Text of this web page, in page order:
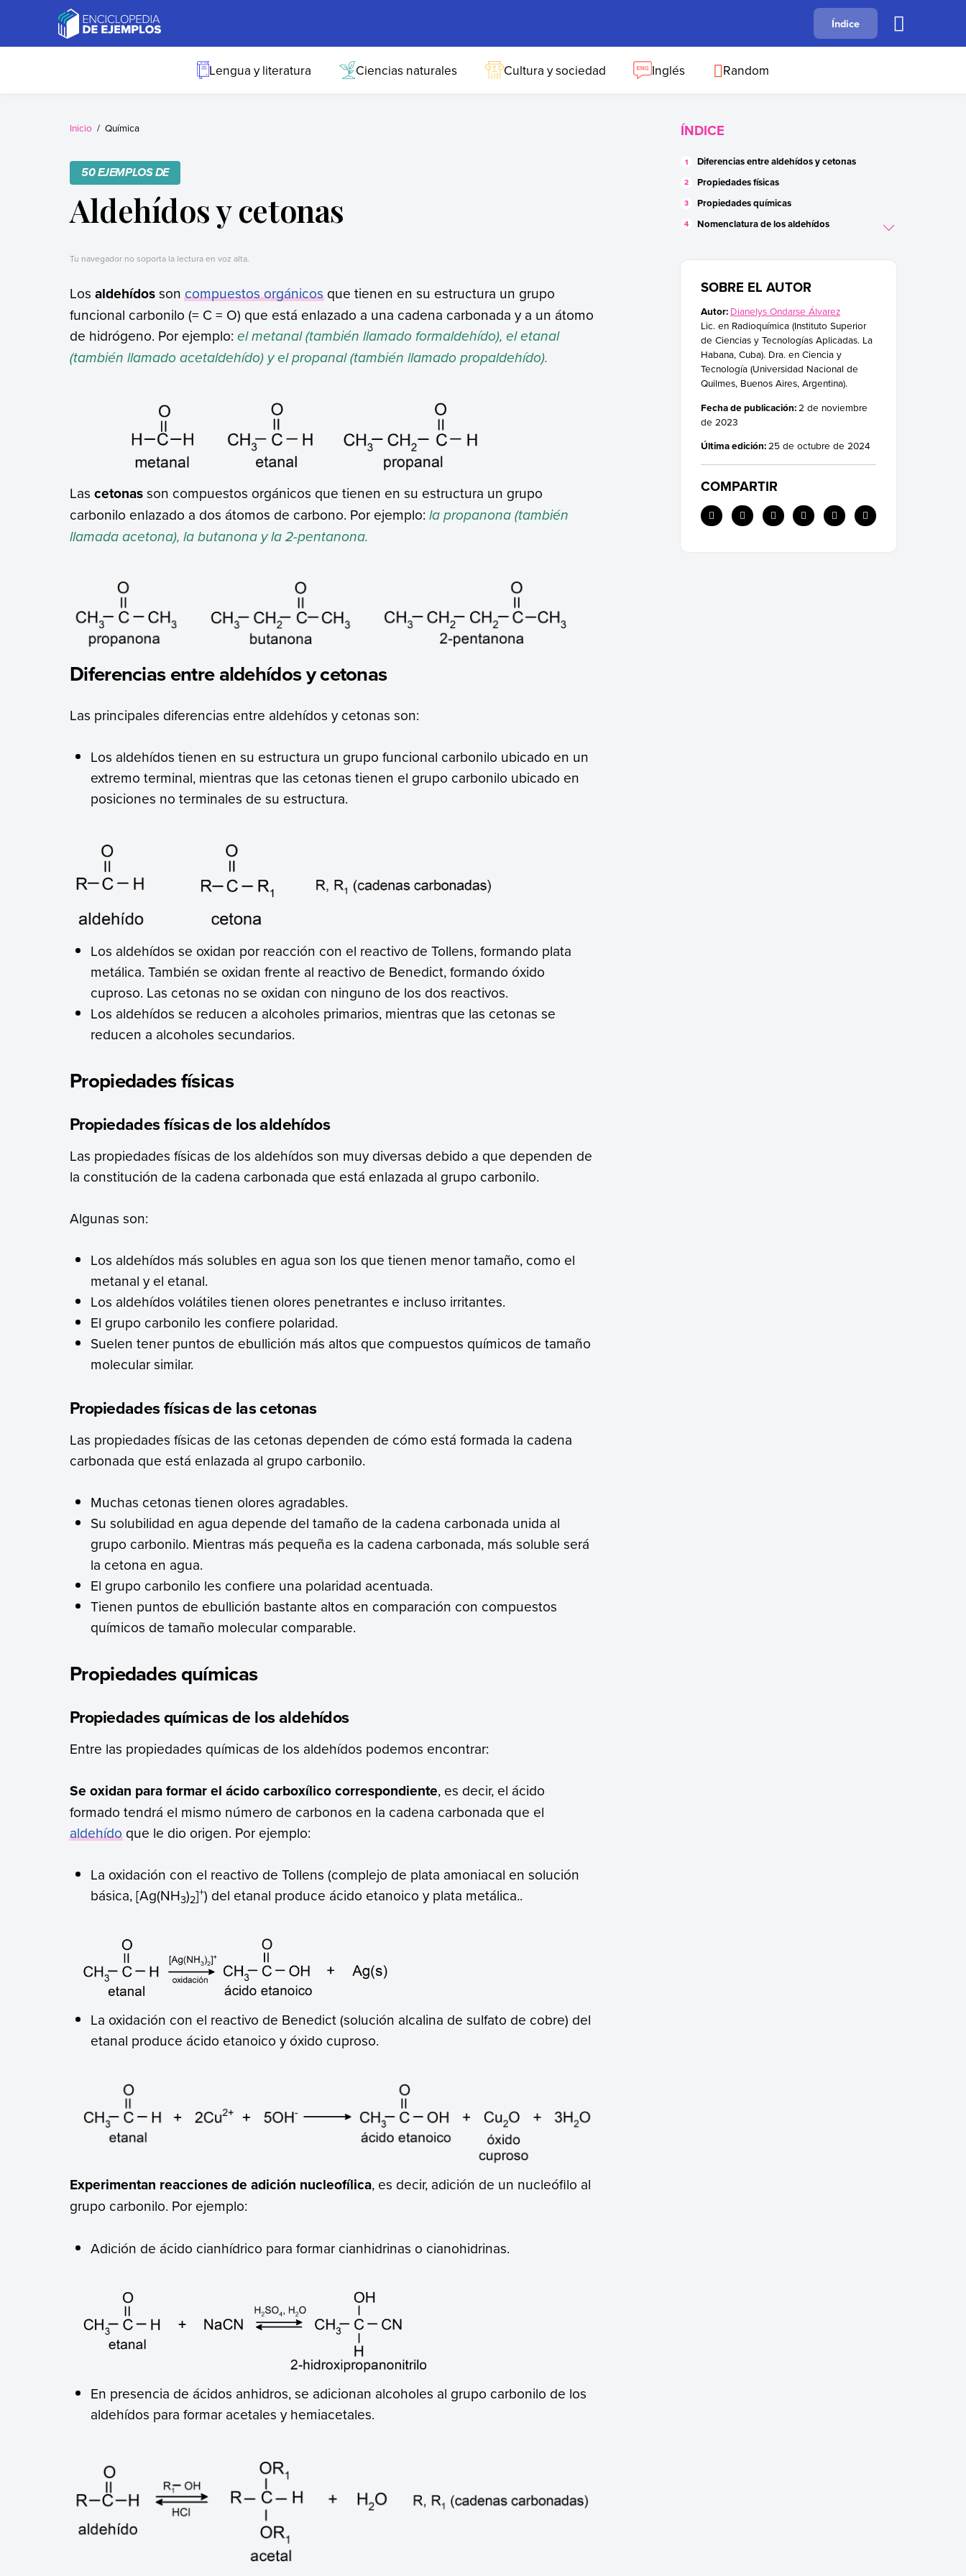
Ejemplos
Necesitas ejemplos.
B C F
Índice
Lengua y literatura Ciencias naturales Cultura y sociedad Inglés Random
Inicio Química
50 EJEMPLOS DE
Aldehídos y cetonas
Tu navegador no soporta la lectura en voz alta.
Los aldehídossoncompuestos orgánicosque tienen en su estructura un grupo
funcional carbonilo (= C = O) que está enlazado a una cadena carbonada y a un átomo
de hidrógeno. Por ejemplo: el metanal (también llamado formaldehído), el etanal
(también llamado acetaldehído) y el propanal (también llamado propaldehído).
Las cetonasson compuestos orgánicos que tienen en su estructura un grupo
carbonilo enlazado a dos átomos de carbono. Por ejemplo: la propanona (también
llamada acetona), la butanona y la 2-pentanona.
Diferencias entre aldehídos y cetonas
Las principales diferencias entre aldehídos y cetonas son:
Los aldehídos tienen en su estructura un grupo funcional carbonilo ubicado en un
extremo terminal, mientras que las cetonas tienen el grupo carbonilo ubicado en
posiciones no terminales de su estructura.
Los aldehídos se oxidan por reacción con el reactivo de Tollens, formando plata
metálica. También se oxidan frente al reactivo de Benedict, formando óxido
cuproso. Las cetonas no se oxidan con ninguno de los dos reactivos.
Los aldehídos se reducen a alcoholes primarios, mientras que las cetonas se
reducen a alcoholes secundarios.
Propiedades físicas
Propiedades físicas de los aldehídos
Las propiedades físicas de los aldehídos son muy diversas debido a que dependen de
la constitución de la cadena carbonada que está enlazada al grupo carbonilo.
Algunas son:
Los aldehídos más solubles en agua son los que tienen menor tamaño, como el
metanal y el etanal.
Los aldehídos volátiles tienen olores penetrantes e incluso irritantes.
El grupo carbonilo les confiere polaridad.
Suelen tener puntos de ebullición más altos que compuestos químicos de tamaño
molecular similar.
Propiedades físicas de las cetonas
Las propiedades físicas de las cetonas dependen de cómo está formada la cadena
carbonada que está enlazada al grupo carbonilo.
Muchas cetonas tienen olores agradables.
Su solubilidad en agua depende del tamaño de la cadena carbonada unida al
grupo carbonilo. Mientras más pequeña es la cadena carbonada, más soluble será
la cetona en agua.
El grupo carbonilo les confiere una polaridad acentuada.
Tienen puntos de ebullición bastante altos en comparación con compuestos
químicos de tamaño molecular comparable.
Propiedades químicas
Propiedades químicas de los aldehídos
Entre las propiedades químicas de los aldehídos podemos encontrar:
Se oxidan para formar el ácido carboxílico correspondiente, es decir, el ácido
formado tendrá el mismo número de carbonos en la cadena carbonada que el
aldehídoque le dio origen. Por ejemplo:
La oxidación con el reactivo de Tollens (complejo de plata amoniacal en solución
básica, [Ag(NH3)2]+) del etanal produce ácido etanoico y plata metálica..
La oxidación con el reactivo de Benedict (solución alcalina de sulfato de cobre) del
etanal produce ácido etanoico y óxido cuproso.
Experimentan reacciones de adición nucleofílica, es decir, adición de un nucleófilo al
grupo carbonilo. Por ejemplo:
Adición de ácido cianhídrico para formar cianhidrinas o cianohidrinas.
En presencia de ácidos anhidros, se adicionan alcoholes al grupo carbonilo de los
aldehídos para formar acetales y hemiacetales.
ÍNDICE
Diferencias entre aldehídos y cetonas
Propiedades físicas
Propiedades químicas
Nomenclatura de los aldehídos
Ejemplos de cetonas
Usos de los aldehídos en la vida cotidiana
Usos de las cetonas en la vida diaria
Toxicidad de aldehídos y cetonas
SOBRE EL AUTOR
Autor: Dianelys Ondarse Álvarez
Lic. en Radioquímica (Instituto Superior
de Ciencias y Tecnologías Aplicadas. La
Habana, Cuba). Dra. en Ciencia y
Tecnología (Universidad Nacional de
Quilmes, Buenos Aires, Argentina).
Fecha de publicación: 2 de noviembre
de 2023
Última edición:25 de octubre de 2024
COMPARTIR